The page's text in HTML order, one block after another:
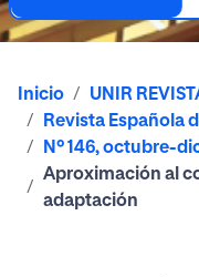
Inicio
UNIR
Revista Española
Nº 146, octubre-
Aproximación al
adaptación